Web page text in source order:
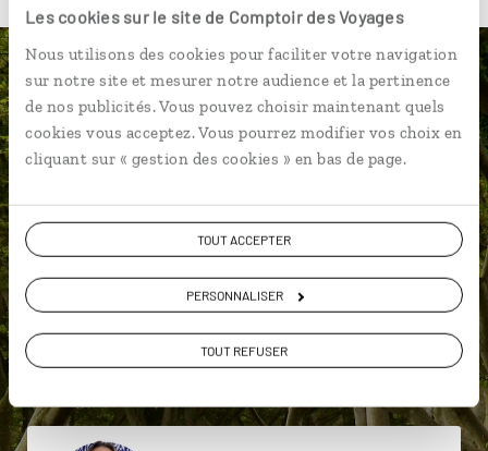
Les cookies sur le site de Comptoir des Voyages
Nous utilisons des cookies pour faciliter votre navigation
sur notre site et mesurer notre audience et la pertinence
de nos publicités. Vous pouvez choisir maintenant quels
cookies vous acceptez. Vous pourrez modifier vos choix en
cliquant sur « gestion des cookies » en bas de page.
TOUT ACCEPTER
PERSONNALISER
TOUT REFUSER
Une envie de voyage
particulière ?
Burren Cathédrale St Patrick
Bunratty Cathédrale de Christchurch
Clifden Belfast